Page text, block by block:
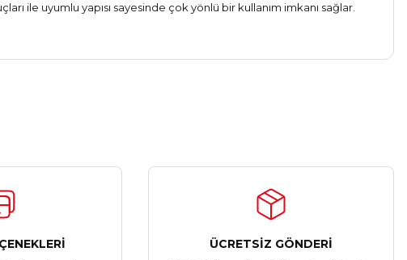
ile uyumlu yapısı sayesinde çok yönlü bir kullanım imkanı sağlar.
ÜCRETSİZ GÖNDERİ